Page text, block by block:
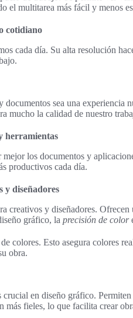
el multitarea más fácil y menos
cotidiano
cada día. Su alta resolución
sea una experiencia
mucho la calidad de nuestro
herramientas
los documentos y
productivos cada día.
y diseñadores
creativos y diseñadores.
gráfico, la precisión de color
colores. Esto asegura colores
obra.
en diseño gráfico.
más fieles, lo que facilita crear